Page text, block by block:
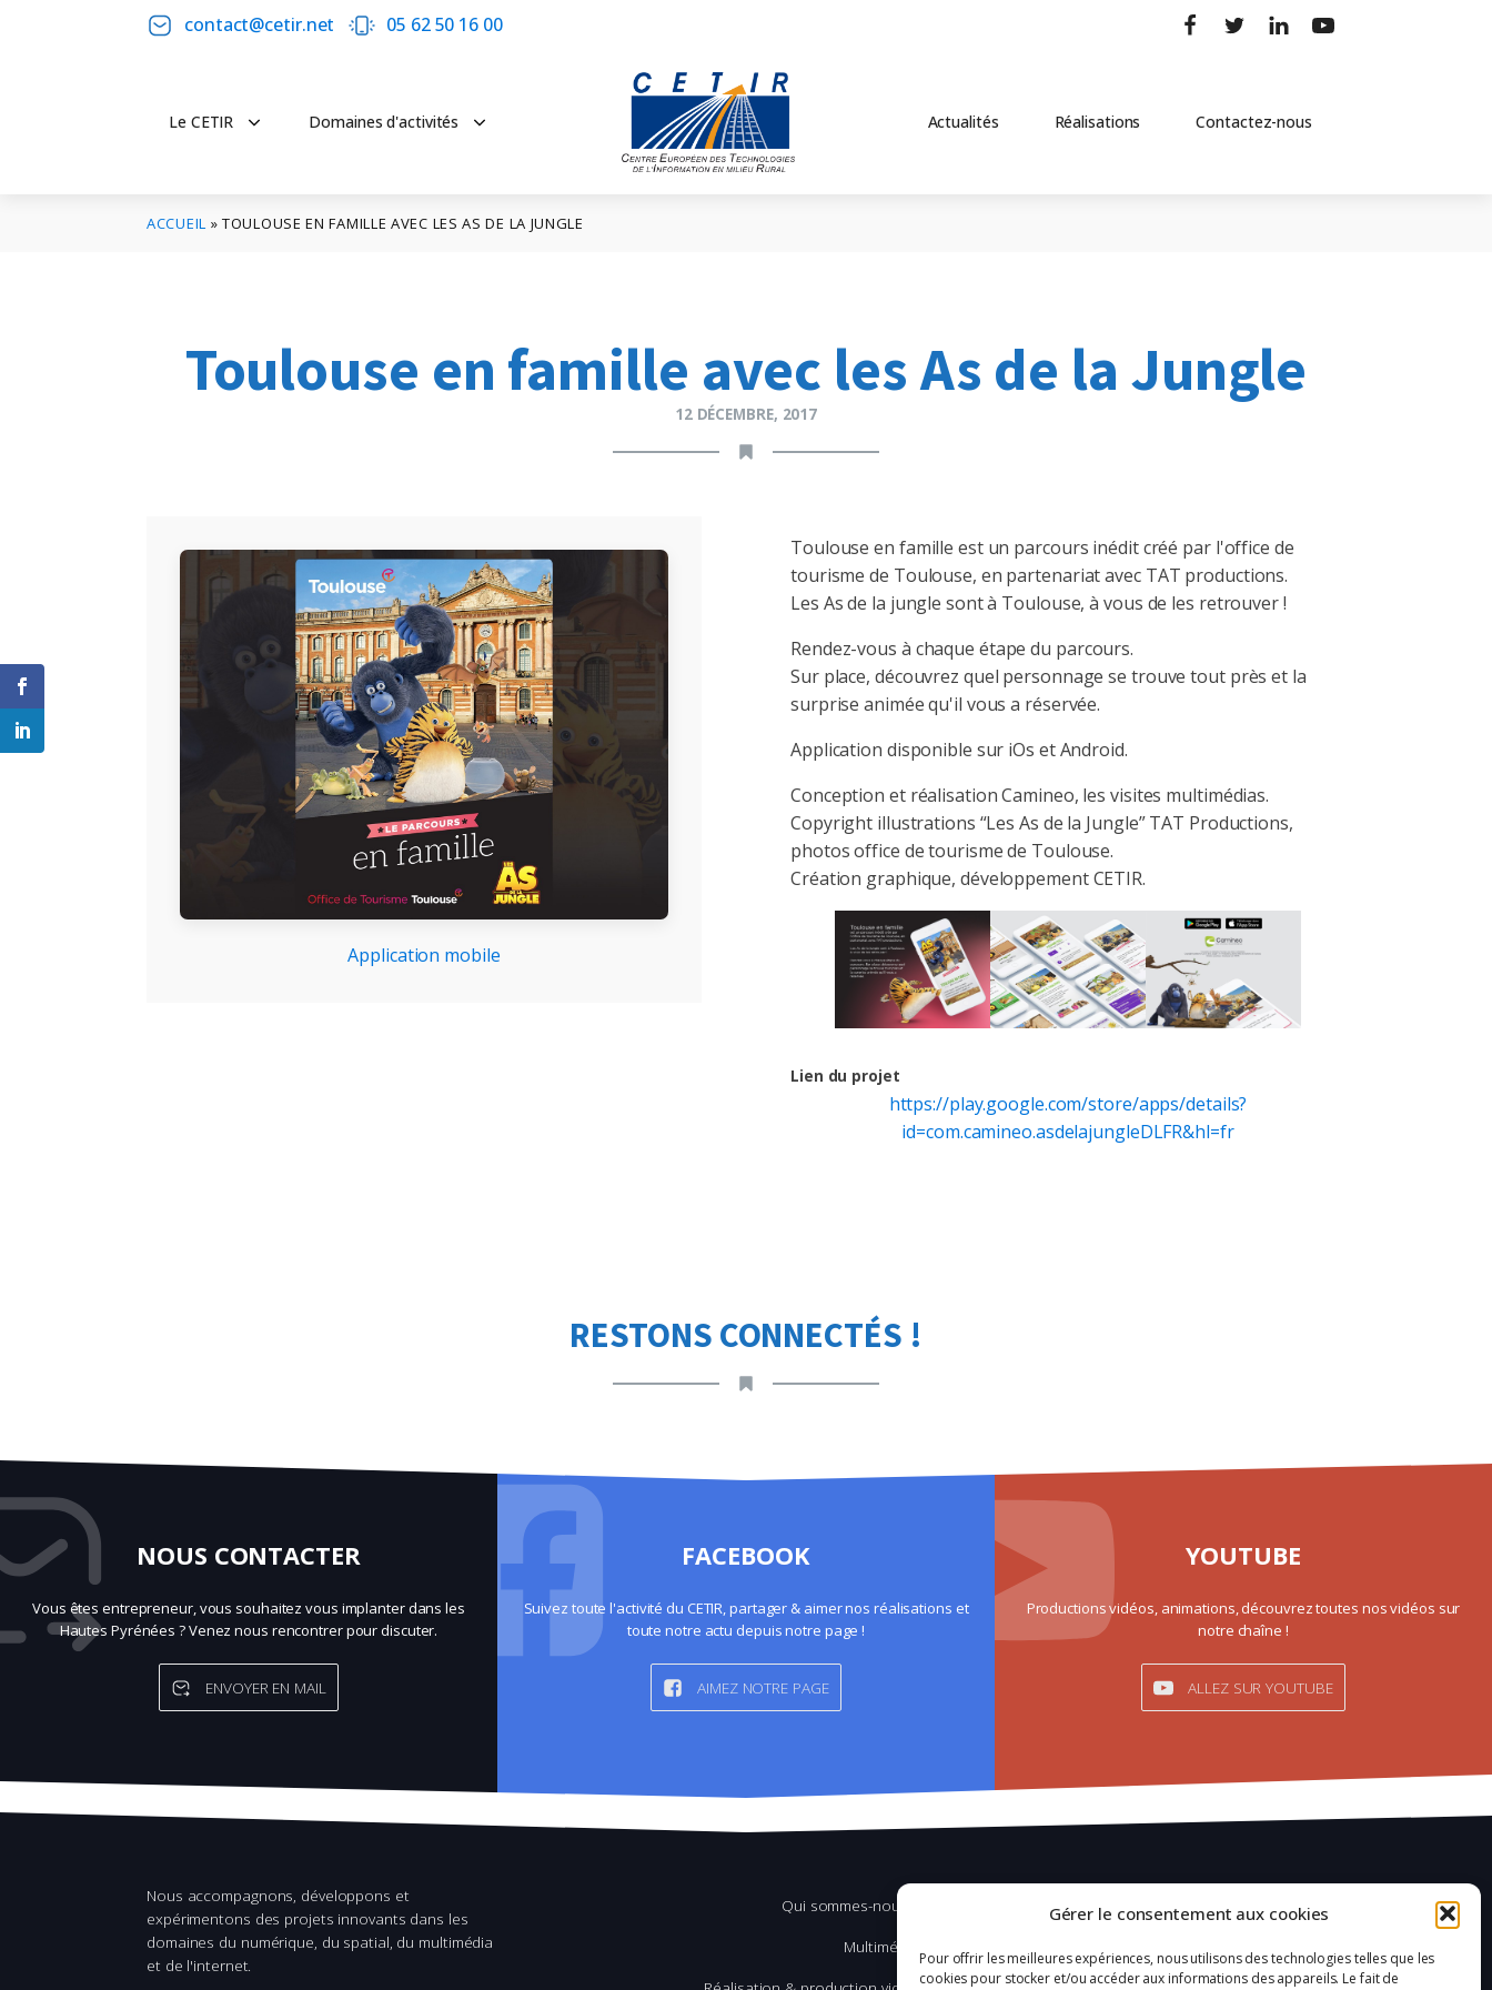
Gérer le consentement aux cookies
Pour offrir les meilleures expériences, nous utilisons des technologies telles que les
cookies pour stocker et/ou accéder aux informations des appareils. Le fait de
contact@cetir.net 05 62 50 16 00
Le CETIR Domaines d'activités Actualités Réalisations Contactez-nous
ACCUEIL »TOULOUSE EN FAMILLE AVEC LES AS DE LA JUNGLE
Toulouse en famille avec les As de la Jungle
12 DÉCEMBRE, 2017
Application mobile
Toulouse en famille est un parcours inédit créé par l'office de
tourisme de Toulouse, en partenariat avec TAT productions.
Les As de la jungle sont à Toulouse, à vous de les retrouver !
Rendez-vous à chaque étape du parcours.
Sur place, découvrez quel personnage se trouve tout près et la
surprise animée qu'il vous a réservée.
Application disponible sur iOs et Android.
Conception et réalisation Camineo, les visites multimédias.
Copyright illustrations “Les As de la Jungle” TAT Productions,
photos office de tourisme de Toulouse.
Création graphique, développement CETIR.
Lien du projet
https://play.google.com/store/apps/details?
id=com.camineo.asdelajungleDLFR&hl=fr
RESTONS CONNECTÉS !
NOUS CONTACTER
Vous êtes entrepreneur, vous souhaitez vous implanter dans les
Hautes Pyrénées ? Venez nous rencontrer pour discuter.
ENVOYER EN MAIL
FACEBOOK
Suivez toute l'activité du CETIR, partager & aimer nos réalisations et
toute notre actu depuis notre page !
AIMEZ NOTRE PAGE
YOUTUBE
Productions vidéos, animations, découvrez toutes nos vidéos sur
notre chaîne !
ALLEZ SUR YOUTUBE
Nous accompagnons, développons et
expérimentons des projets innovants dans les
domaines du numérique, du spatial, du multimédia
et de l'internet.
Qui sommes-nous ?
Multimédia
Mentions légales